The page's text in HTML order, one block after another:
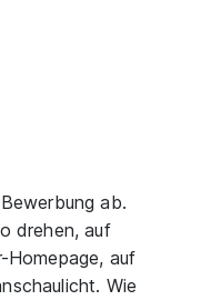
ab.
drehen, auf
Homepage, auf
Wie